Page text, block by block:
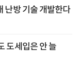
난방 기술 개발한다
도세입은 안 늘